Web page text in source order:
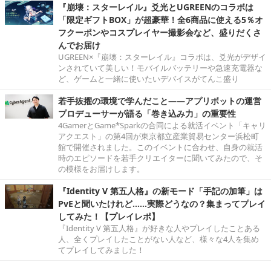
『崩壊：スターレイル』爻光とUGREENのコラボは
「限定ギフトBOX」が超豪華！全6商品に使える5％オ
フクーポンやコスプレイヤー撮影会など、盛りだくさ
んでお届け
UGREEN×『崩壊：スターレイル』コラボは、爻光がデザイ
ンされていて美しい！モバイルバッテリーや急速充電器な
ど、ゲームと一緒に使いたいデバイスがてんこ盛り
若手抜擢の環境で学んだこと――アプリボットの運営
プロデューサーが語る「巻き込み力」の重要性
4GamerとGame*Sparkの合同による就活イベント「キャリ
アクエスト」の第4回が東京都立産業貿易センター浜松町
館で開催されました。このイベントに合わせ、自身の就活
時のエピソードを若手クリエイターに聞いてみたので、そ
の模様をお届けします。
『Identity V 第五人格』の新モード「手記の加筆」は
PvEと聞いたけれど……実際どうなの？集まってプレイ
してみた！【プレイレポ】
『Identity V 第五人格』が好きな人やプレイしたことある
人、全くプレイしたことがない人など、様々な4人を集め
てプレイしてみました！